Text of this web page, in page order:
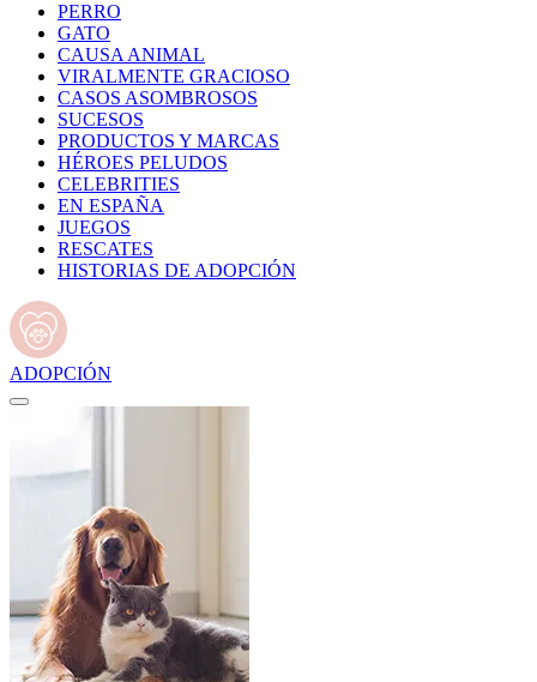
PERRO
GATO
CAUSA ANIMAL
VIRALMENTE GRACIOSO
CASOS ASOMBROSOS
SUCESOS
PRODUCTOS Y MARCAS
HÉROES PELUDOS
CELEBRITIES
EN ESPAÑA
JUEGOS
RESCATES
HISTORIAS DE ADOPCIÓN
ADOPCIÓN